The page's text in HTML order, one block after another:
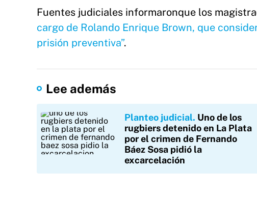
Fuentes judiciales informaronque los
cargo de Rolando Enrique Brown, que
prisión preventiva”.
Lee además
Planteo judicial Uno de los
rugbiers detenido en La Plata
por el crimen de Fernando
Báez Sosa pidió la
excarcelación